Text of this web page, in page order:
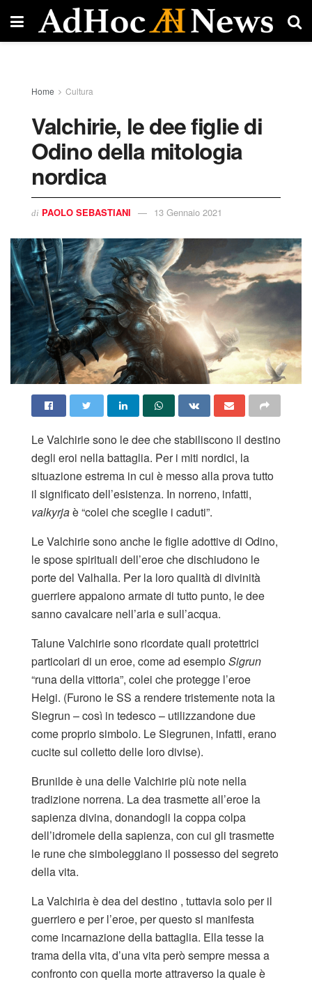
Home Cultura
Valchirie, le dee figlie di
Odino della mitologia
nordica
di PAOLO SEBASTIANI 13 Gennaio 2021
Le Valchirie sono le dee che stabiliscono il destino
degli eroi nella battaglia. Per i miti nordici, la
situazione estrema in cui è messo alla prova tutto
il significato dell’esistenza. In norreno, infatti,
valkyrjaè “colei che sceglie i caduti”.
Le Valchirie sono anche le figlie adottive di Odino,
le spose spirituali dell’eroe che dischiudono le
porte del Valhalla. Per la loro qualità di divinità
guerriere appaiono armate di tutto punto, le dee
sanno cavalcare nell’aria e sull’acqua.
Talune Valchirie sono ricordate quali protettrici
particolari di un eroe, come ad esempioSigrun
“runa della vittoria”, colei che protegge l’eroe
Helgi. (Furono le SS a rendere tristemente nota la
Siegrun – così in tedesco – utilizzandone due
come proprio simbolo. Le Siegrunen, infatti, erano
cucite sul colletto delle loro divise).
Brunilde è una delle Valchirie più note nella
tradizione norrena. La dea trasmette all’eroe la
sapienza divina, donandogli la coppa colpa
dell’idromele della sapienza, con cui gli trasmette
le rune che simboleggiano il possesso del segreto
della vita.
La Valchiria è dea del destino , tuttavia solo per il
guerriero e per l’eroe, per questo si manifesta
come incarnazione della battaglia. Ella tesse la
trama della vita, d’una vita però sempre messa a
confronto con quella morte attraverso la quale è